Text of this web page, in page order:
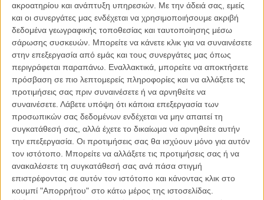
ακροατηρίου και ανάπτυξη υπηρεσιών. Με την άδειά σας, εμείς
και οι συνεργάτες μας ενδέχεται να χρησιμοποιήσουμε ακριβή
δεδομένα γεωγραφικής τοποθεσίας και ταυτοποίησης μέσω
σάρωσης συσκευών. Μπορείτε να κάνετε κλικ για να συναινέσετε
στην επεξεργασία από εμάς και τους συνεργάτες μας όπως
περιγράφεται παραπάνω. Εναλλακτικά, μπορείτε να αποκτήσετε
πρόσβαση σε πιο λεπτομερείς πληροφορίες και να αλλάξετε τις
προτιμήσεις σας πριν συναινέσετε ή να αρνηθείτε να
συναινέσετε. Λάβετε υπόψη ότι κάποια επεξεργασία των
προσωπικών σας δεδομένων ενδέχεται να μην απαιτεί τη
συγκατάθεσή σας, αλλά έχετε το δικαίωμα να αρνηθείτε αυτήν
την επεξεργασία. Οι προτιμήσεις σας θα ισχύουν μόνο για αυτόν
τον ιστότοπο. Μπορείτε να αλλάξετε τις προτιμήσεις σας ή να
ανακαλέσετε τη συγκατάθεσή σας ανά πάσα στιγμή
επιστρέφοντας σε αυτόν τον ιστότοπο και κάνοντας κλικ στο
κουμπί "Απορρήτου" στο κάτω μέρος της ιστοσελίδας.
To καλοκαιρινό mixtape του Flix:
Το καλοκαιρινό mixtape του Flix #1 | Theme from A Summer
Place από το «A Summer Place»
Το καλοκαιρινό mixtape του Flix #2 | «California Dreamin’» από
το «Chungking Express»
Το καλοκαιρινό mixtape του Flix #3 | «Sealed With A Kiss» από
το «Lemon Popsicle»
Το καλοκαιρινό mixtape του Flix #4 | «Every Time» από το
«Spring Breakers»